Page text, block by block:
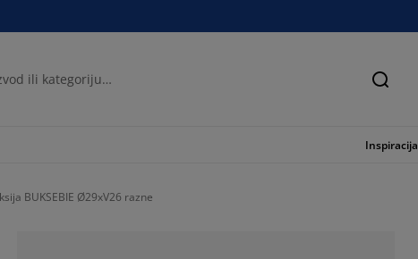
Traži
Inspiracija
BUKSEBIE Ø29xV26 razne